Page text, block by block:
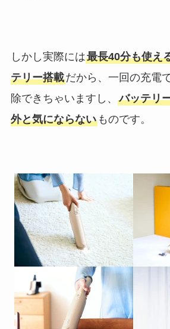
しかし実際には最長40分も使え
テリー搭載だから、一回の充電
除できちゃいますし、 バッテリ
外と気にならないものです。